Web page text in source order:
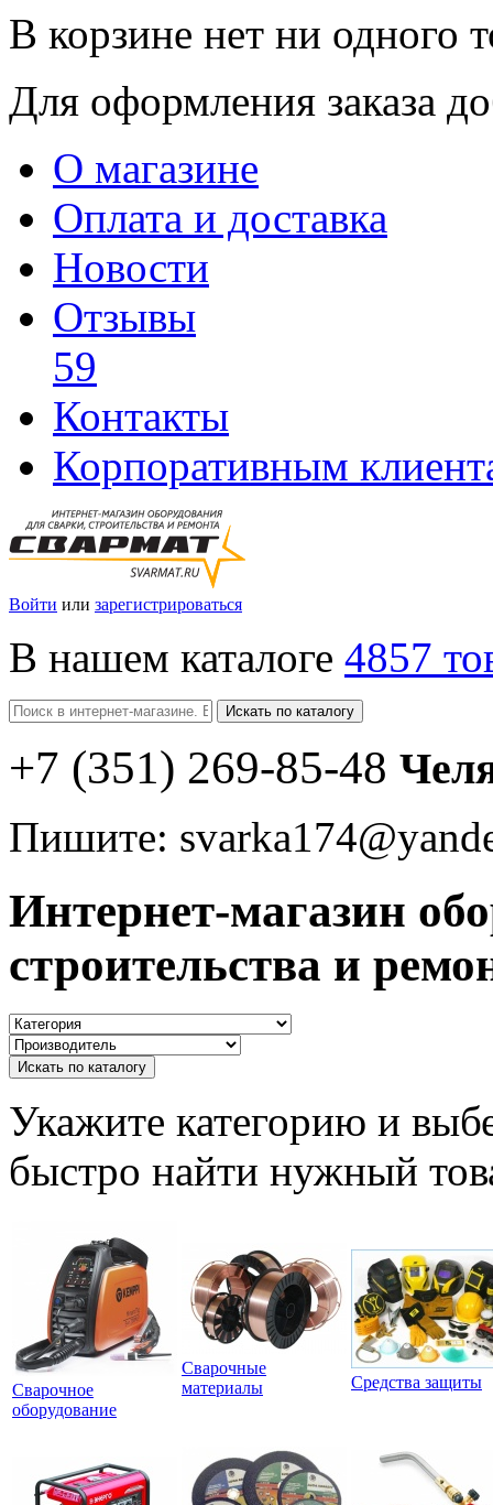
В корзине нет ни одного
Для оформления заказа
О магазине
Оплата и доставка
Новости
Отзывы
59
Контакты
Корпоративным
Войти или зарегистрироваться
В нашем каталоге 4857
Искать по каталогу
+7 (351) 269-85-48
Пишите:
Интернет-магазин
строительства и
Искать по каталогу
Укажите категорию и
быстро найти нужный
Сварочное
оборудование
Сварочные
материалы
Средства защиты